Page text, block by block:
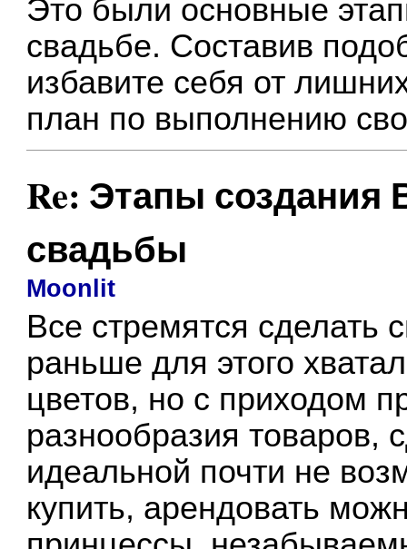
Это были основные
свадьбе. Составив
избавите себя от
план по выполнению
Re: Этапы
свадьбы
Moonlit
Все стремятся сделать
раньше для этого
цветов, но с приходом
разнообразия товаров,
идеальной почти не
купить, арендовать